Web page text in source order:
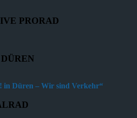
PRORAD
in Düren – Wir sind Verkehr“